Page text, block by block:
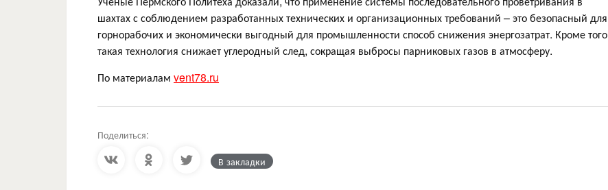
шахтах с соблюдением разработанных технических и организационных требований – это безопасный для
горнорабочих и экономически выгодный для промышленности способ снижения энергозатрат. Кроме того
такая технология снижает углеродный след, сокращая выбросы парниковых газов в атмосферу.
По материалам vent78.ru
Поделиться:
В закладки